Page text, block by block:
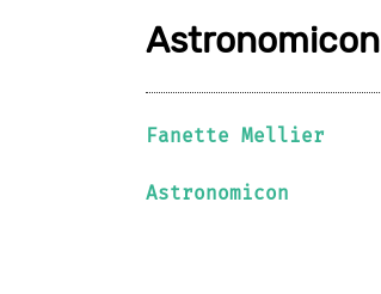
Astronomicon
Fanette Mellier
Astronomicon